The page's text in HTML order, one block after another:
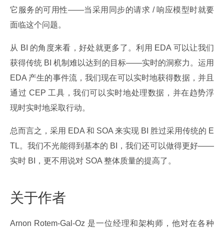
它服务的可用性——当采用同步的请求 / 响应模型时就要
面临这个问题。
从 BI 的角度来看，好处就更多了。利用 EDA 可以让我们
获得传统 BI 机制难以达到的目标——实时的洞察力。运用
EDA 产生的事件流，我们现在可以实时地获得数据，并且
通过 CEP 工具，我们可以实时地处理数据，并在趋势浮
现时实时地采取行动。
总而言之，采用 EDA 和 SOA 来实现 BI 胜过采用传统的 E
TL。我们不光能得到基本的 BI，我们还可以做得更好——
实时 BI，更不用说对 SOA 整体质量的提高了。
关于作者
Arnon Rotem-Gal-Oz 是一位经理和架构师，他对在各种